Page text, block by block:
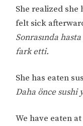
She realized she
felt sick
Sonrasında
fark etti.
She has eaten
Daha önce sushi
We have eaten